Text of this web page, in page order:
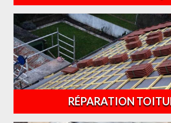
RÉPARATION